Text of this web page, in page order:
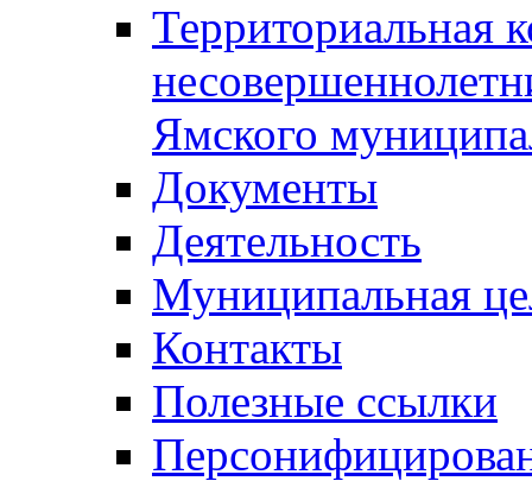
Территориальная
Ямского
Документы
Деятельность
Муниципальная
Контакты
Полезные ссылки